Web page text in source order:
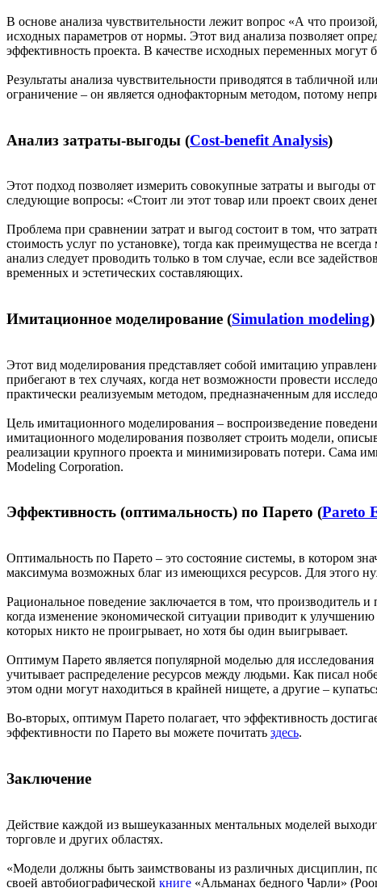
В основе анализа чувствительности лежит вопрос «А что
исходных параметров от нормы. Этот вид анализа позволяет
эффективность проекта. В качестве исходных переменных
Результаты анализа чувствительности приводятся в табличной
ограничение – он является однофакторным методом, потому
Анализ затраты-выгоды (Сost-benefit Analysis)
Этот подход позволяет измерить совокупные затраты и выгоды
следующие вопросы: «Стоит ли этот товар или проект своих
Проблема при сравнении затрат и выгод состоит в том, что
стоимость услуг по установке), тогда как преимущества не
анализ следует проводить только в том случае, если все
временных и эстетических составляющих.
Имитационное моделирование (Simulation modeling)
Этот вид моделирования представляет собой имитацию
прибегают в тех случаях, когда нет возможности провести
практически реализуемым методом, предназначенным для
Цель имитационного моделирования – воспроизведение
имитационного моделирования позволяет строить модели,
реализации крупного проекта и минимизировать потери. Сама
Modeling Corporation.
Эффективность (оптимальность) по Парето (Pareto
Оптимальность по Парето – это состояние системы, в котором
максимума возможных благ из имеющихся ресурсов. Для этого
Рациональное поведение заключается в том, что производитель
когда изменение экономической ситуации приводит к
которых никто не проигрывает, но хотя бы один выигрывает.
Оптимум Парето является популярной моделью для
учитывает распределение ресурсов между людьми. Как писал
этом одни могут находиться в крайней нищете, а другие –
Во-вторых, оптимум Парето полагает, что эффективность
эффективности по Парето вы можете почитать здесь.
Заключение
Действие каждой из вышеуказанных ментальных моделей
торговле и других областях.
«Модели должны быть заимствованы из различных дисциплин,
своей автобиографической книге «Альманах бедного Чарли»